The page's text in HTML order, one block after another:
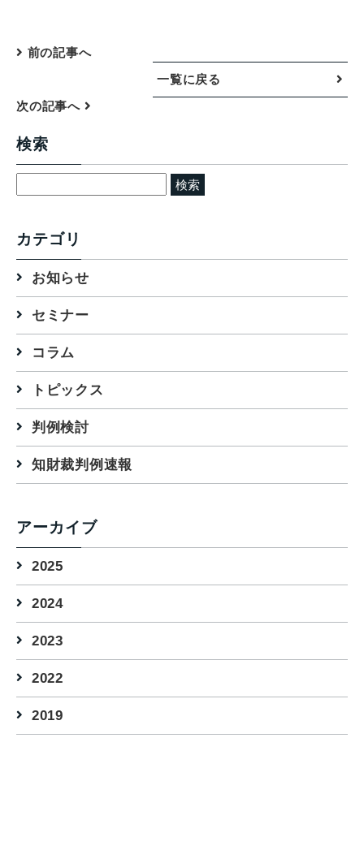
前の記事へ
一覧に戻る
次の記事へ
検索
索:
カテゴリ
お知らせ
セミナー
コラム
トピックス
判例検討
知財裁判例速報
アーカイブ
2025
2024
2023
2022
2019